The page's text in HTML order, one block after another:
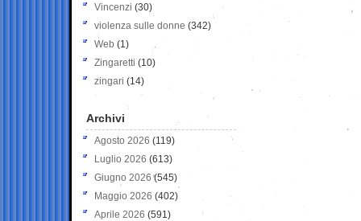
Vincenzi (30)
violenza sulle donne (342)
Web (1)
Zingaretti (10)
zingari (14)
Archivi
Agosto 2026 (119)
Luglio 2026 (613)
Giugno 2026 (545)
Maggio 2026 (402)
Aprile 2026 (591)